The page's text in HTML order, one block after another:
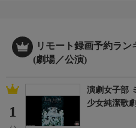
リモート録画予約ラン
(劇場／公演)
1
演劇女子部
少女純潔歌劇